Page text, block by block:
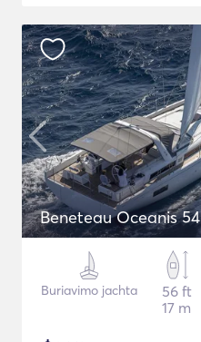
Beneteau Oceanis 54
Buriavimo jachta
56 ft
17 m